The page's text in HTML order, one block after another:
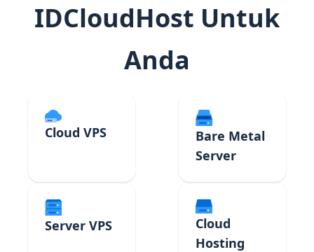
IDCloudHost Untuk
Anda
Cloud VPS
Bare Metal
Server
Server VPS
Cloud
Hosting